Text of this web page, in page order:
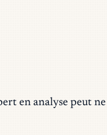
en analyse peut ne